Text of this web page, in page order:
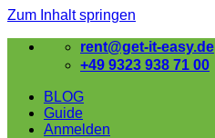
Zum Inhalt springen
rent@get-it-easy.de
+49 9323 938 71 00
BLOG
Guide
Anmelden